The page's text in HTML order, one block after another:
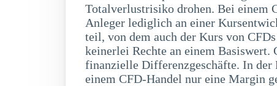
Totalverlustrisiko drohen. Bei einem
Anleger lediglich an einer
teil, von dem auch der Kurs von
keinerlei Rechte an einem Basiswert.
finanzielle Differenzgeschäfte. In der
einem CFD-Handel nur eine Margin
Kursauschläge innerhalb eines
hinterlegte Margin